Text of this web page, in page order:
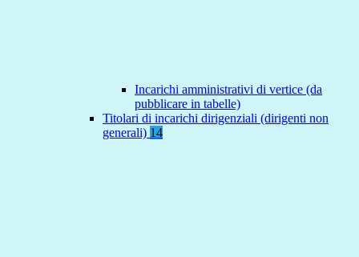
Incarichi amministrativi di vertice (da
pubblicare in tabelle)
Titolari di incarichi dirigenziali (dirigenti non
generali) 14